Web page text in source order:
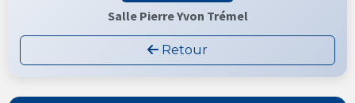
Salle Pierre Yvon Trémel
Retour